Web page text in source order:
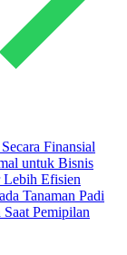
Finansial
untuk Bisnis
Lebih Efisien
Tanaman Padi
Pemipilan